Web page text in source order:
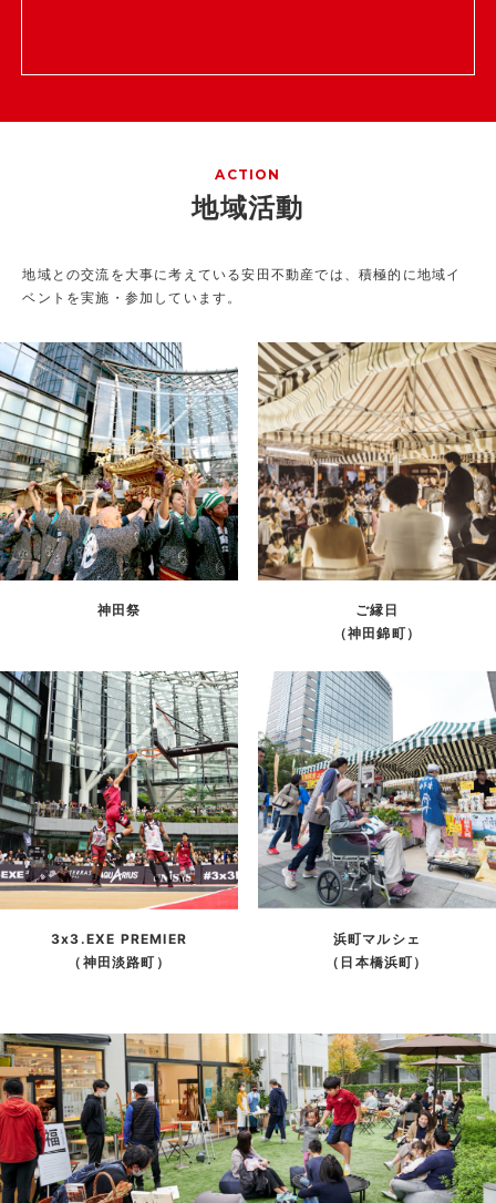
ACTION
地域活動
地域との交流を大事に考えている安田不動産では、積極的に地域イ
ベントを実施・参加しています。
神田祭
ご縁日
（神田錦町）
3x3.EXE PREMIER
（神田淡路町）
浜町マルシェ
（日本橋浜町）